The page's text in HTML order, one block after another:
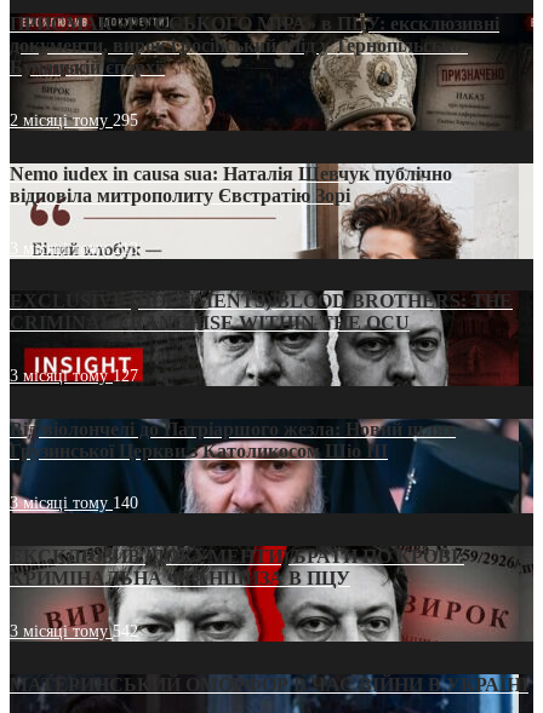
ПРИСМАК «РУССЬКОГО МІРА» в ПЦУ: ексклюзивні
документи, вирок і російський слід у Тернопільсько-
Бучацькій єпархії
2 місяці тому 295
Nemo iudex in causa sua: Наталія Шевчук публічно
відповіла митрополиту Євстратію Зорі
3 місяці тому213
EXCLUSIVE (DOCUMENTS)/BLOOD BROTHERS: THE
CRIMINAL FRANCHISE WITHIN THE OCU
3 місяці тому127
Від віолончелі до Патріаршого жезла: Новий шлях
Грузинської Церкви з Католикосом Шіо III
3 місяці тому 140
ЕКСКЛЮЗИВ (ДОКУМЕНТИ)/БРАТИ ПО КРОВІ:
КРИМІНАЛЬНА ФРАНШИЗА В ПЦУ
3 місяці тому542
МАТЕРИНСЬКИЙ ОМОРФОР В ЧАС ВІЙНИ В УКРАЇНІ